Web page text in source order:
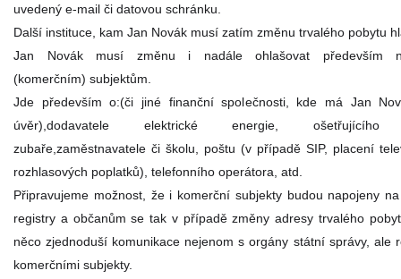
uvedený e-mail či datovou schránku.
Další instituce, kam Jan Novák musí zatím změnu trvalého pobytu
Jan Novák musí změnu i nadále ohlašovat především
(komerčním) subjektům.
Jde především o:(či jiné finanční společnosti, kde má Jan
úvěr),dodavatele elektrické energie, ošetřujícího
zubaře,zaměstnavatele či školu, poštu (v případě SIP, placení
rozhlasových poplatků), telefonního operátora, atd.
Připravujeme možnost, že i komerční subjekty budou napojeny
registry a občanům se tak v případě změny adresy trvalého
něco zjednoduší komunikace nejenom s orgány státní správy, ale
komerčními subjekty.